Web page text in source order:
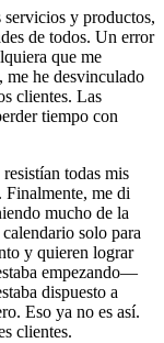
servicios y productos,
de todos. Un error
que me
me he desvinculado
clientes. Las
tiempo con
todas mis
Finalmente, me di
mucho de la
solo para
y quieren lograr
empezando—
dispuesto a
Eso ya no es así.
clientes.